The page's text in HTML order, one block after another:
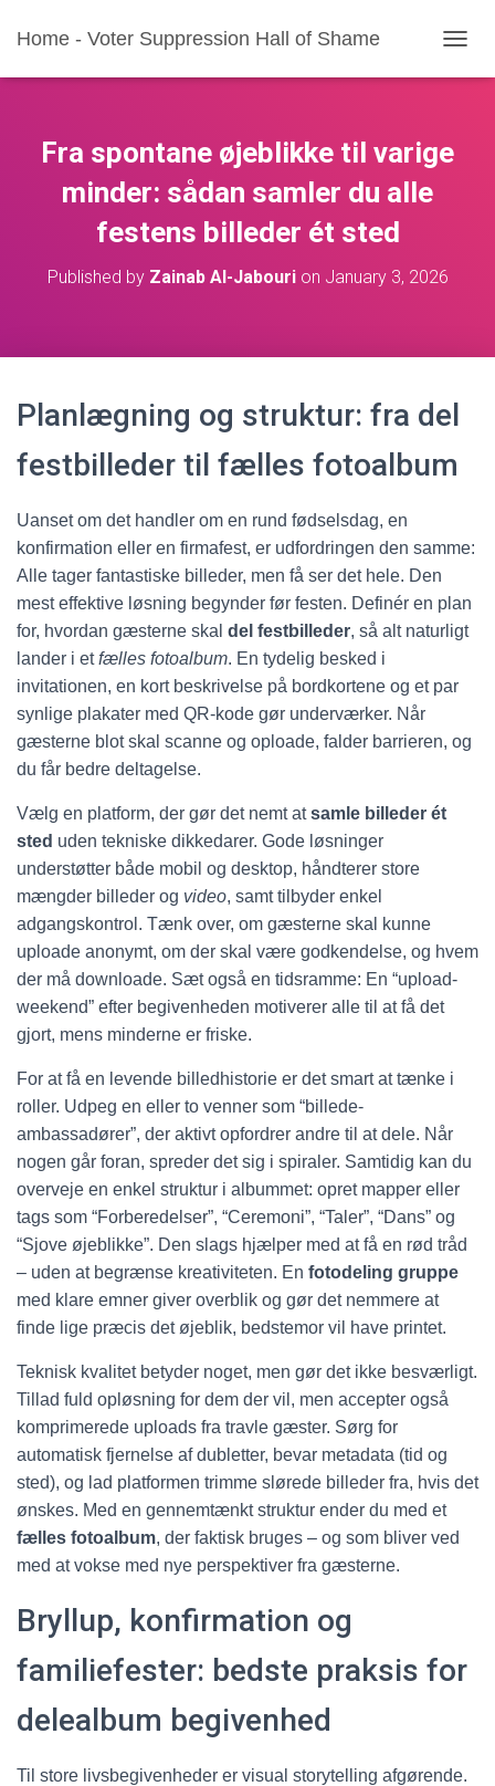
Home - Voter Suppression Hall of Shame
O
Fra spontane øjeblikke til varige
minder: sådan samler du alle
festens billeder ét sted
Published by Zainab Al-Jabourion January 3, 2026
Planlægning og struktur: fra del
festbilleder til fælles fotoalbum
Uanset om det handler om en rund fødselsdag, en
konfirmation eller en firmafest, er udfordringen den samme:
Alle tager fantastiske billeder, men få ser det hele. Den
mest effektive løsning begynder før festen. Definér en plan
for, hvordan gæsterne skal del festbilleder, så alt naturligt
lander i etfælles fotoalbum. En tydelig besked i
invitationen, en kort beskrivelse på bordkortene og et par
synlige plakater med QR-kode gør underværker. Når
gæsterne blot skal scanne og oploade, falder barrieren, og
du får bedre deltagelse.
Vælg en platform, der gør det nemt atsamle billeder ét
sted uden tekniske dikkedarer. Gode løsninger
understøtter både mobil og desktop, håndterer store
mængder billeder og video, samt tilbyder enkel
adgangskontrol. Tænk over, om gæsterne skal kunne
uploade anonymt, om der skal være godkendelse, og hvem
der må downloade. Sæt også en tidsramme: En “upload-
weekend” efter begivenheden motiverer alle til at få det
gjort, mens minderne er friske.
For at få en levende billedhistorie er det smart at tænke i
roller. Udpeg en eller to venner som “billede-
ambassadører”, der aktivt opfordrer andre til at dele. Når
nogen går foran, spreder det sig i spiraler. Samtidig kan du
overveje en enkel struktur i albummet: opret mapper eller
tags som “Forberedelser”, “Ceremoni”, “Taler”, “Dans” og
“Sjove øjeblikke”. Den slags hjælper med at få en rød tråd
– uden at begrænse kreativiteten. En fotodeling gruppe
med klare emner giver overblik og gør det nemmere at
finde lige præcis det øjeblik, bedstemor vil have printet.
Teknisk kvalitet betyder noget, men gør det ikke besværligt.
Tillad fuld opløsning for dem der vil, men accepter også
komprimerede uploads fra travle gæster. Sørg for
automatisk fjernelse af dubletter, bevar metadata (tid og
sted), og lad platformen trimme slørede billeder fra, hvis det
ønskes. Med en gennemtænkt struktur ender du med et
fælles fotoalbum, der faktisk bruges – og som bliver ved
med at vokse med nye perspektiver fra gæsterne.
Bryllup, konfirmation og
familiefester: bedste praksis for
delealbum begivenhed
Til store livsbegivenheder er visual storytelling afgørende.